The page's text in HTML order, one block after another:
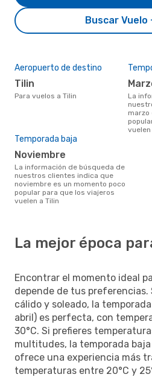
Buscar Vuelo
Aeropuerto de destino
Tilin
Para vuelos a Tilin
La información de búsqueda de
marzo
vuelen
Temporada baja
noviembre
La información de búsqueda de
nuestros clientes indica que
noviembre es un momento poco
popular para que los viajeros
vuelen a Tilin
La mejor época
Encontrar el momento ideal
depende de tus preferencias.
cálido y soleado, la
abril) es perfecta, con
30°C. Si prefieres
multitudes, la temporada
ofrece una experiencia más
temperaturas entre 20°C y